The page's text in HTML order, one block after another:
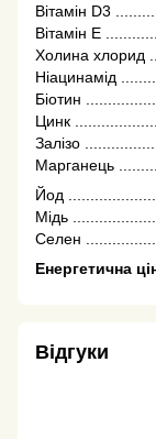
Вітамін D3
Вітамін Е
Холина хлорид
Ніацинамід
Біотин
Цинк
Залізо
Марганець
Йод
Мідь
Селен
Енергетична
Відгуки